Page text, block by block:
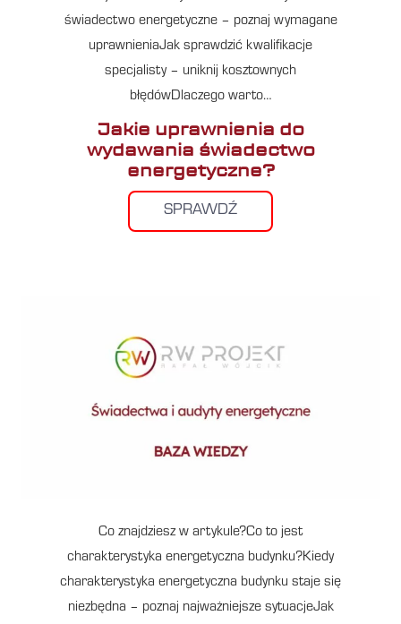
świadectwo energetyczne – poznaj wymagane
uprawnieniaJak sprawdzić kwalifikacje
specjalisty – uniknij kosztownych
błędówDlaczego warto…
Jakie uprawnienia do
wydawania świadectwo
energetyczne?
SPRAWDŹ
Co znajdziesz w artykule?Co to jest
charakterystyka energetyczna budynku?Kiedy
charakterystyka energetyczna budynku staje się
niezbędna – poznaj najważniejsze sytuacjeJak